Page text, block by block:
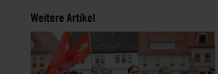
Weitere Artikel